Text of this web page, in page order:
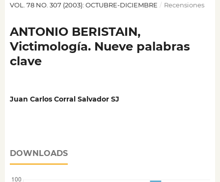
VOL. 78 NO. 307 (2003): OCTUBRE-DICIEMBRE / Recensiones
ANTONIO BERISTAIN,
Victimología. Nueve palabras
clave
Juan Carlos Corral Salvador SJ
DOWNLOADS